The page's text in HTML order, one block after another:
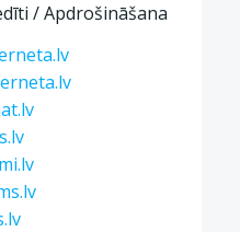
/ Apdrošināšana